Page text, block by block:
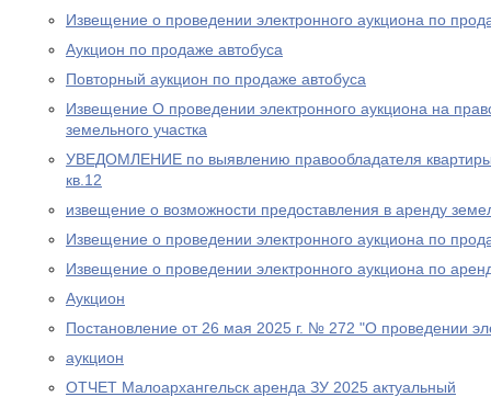
Извещение о проведении электронного аукциона по
Аукцион по продаже автобуса
Повторный аукцион по продаже автобуса
Извещение О проведении электронного аукциона на
земельного участка
УВЕДОМЛЕНИЕ по выявлению правообладателя
кв.12
извещение о возможности предоставления в аренду
Извещение о проведении электронного аукциона по
Извещение о проведении электронного аукциона по
Аукцион
Постановление от 26 мая 2025 г. № 272 "О проведении
аукцион
ОТЧЕТ Малоархангельск аренда ЗУ 2025 актуальный